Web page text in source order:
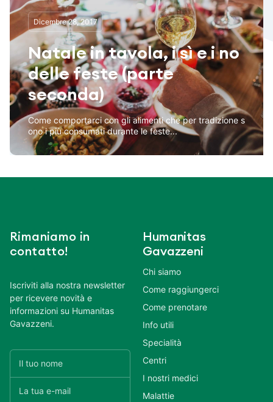
Dicembre 28, 2017
Natale in tavola, i sì e i no
delle feste (parte
seconda)
Come comportarci con gli alimenti che per tradizione s
ono i più consumati durante le feste...
Rimaniamo in
contatto!
Iscriviti alla nostra newsletter
per ricevere novità e
informazioni su Humanitas
Gavazzeni.
Humanitas
Gavazzeni
Chi siamo
Come raggiungerci
Come prenotare
Info utili
Specialità
Centri
I nostri medici
Malattie